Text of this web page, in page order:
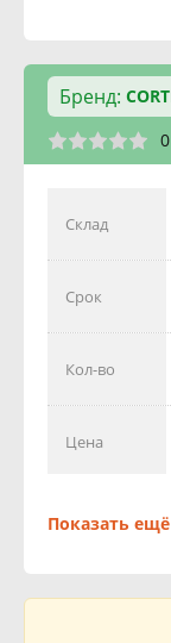
Бренд:
Склад
Срок
Кол-во
Цена
Показать ещё